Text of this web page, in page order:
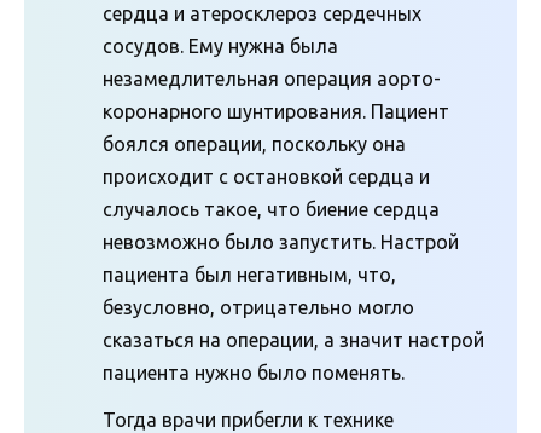
сердца и атеросклероз сердечных
сосудов. Ему нужна была
незамедлительная операция аорто-
коронарного шунтирования. Пациент
боялся операции, поскольку она
происходит с остановкой сердца и
случалось такое, что биение сердца
невозможно было запустить. Настрой
пациента был негативным, что,
безусловно, отрицательно могло
сказаться на операции, а значит настрой
пациента нужно было поменять.
Тогда врачи прибегли к технике